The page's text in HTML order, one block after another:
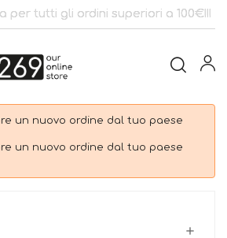
per tutti gli ordini superiori a 100€!!!
un nuovo ordine dal tuo paese
un nuovo ordine dal tuo paese
